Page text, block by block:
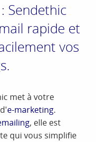
Sendethic
rapide et
vos
met à votre
e-marketing.
, elle est
qui vous simplifie